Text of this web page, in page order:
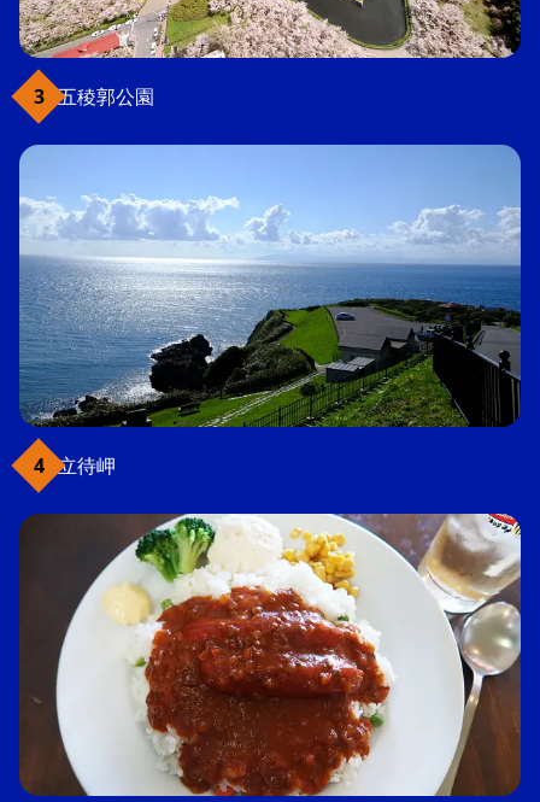
五稜郭公園
立待岬